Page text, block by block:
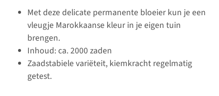
Met deze delicate permanente bloeier kun je een
vleugje Marokkaanse kleur in je eigen tuin
brengen.
Inhoud: ca. 2000 zaden
Zaadstabiele variëteit, kiemkracht regelmatig
getest.